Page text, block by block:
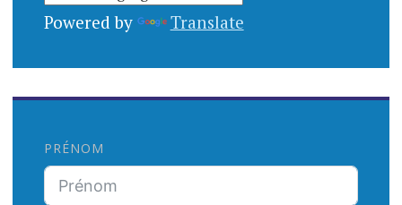
Powered by Translate
PRÉNOM